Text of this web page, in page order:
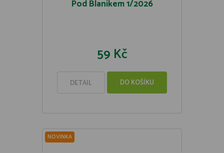
Pod Blaníkem 1/2026
59 Kč
DETAIL DO KOŠÍKU
NOVINKA